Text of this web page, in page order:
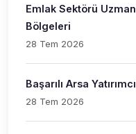
Emlak Sektörü
Bölgeleri
28 Tem 2026
Başarılı Arsa
28 Tem 2026